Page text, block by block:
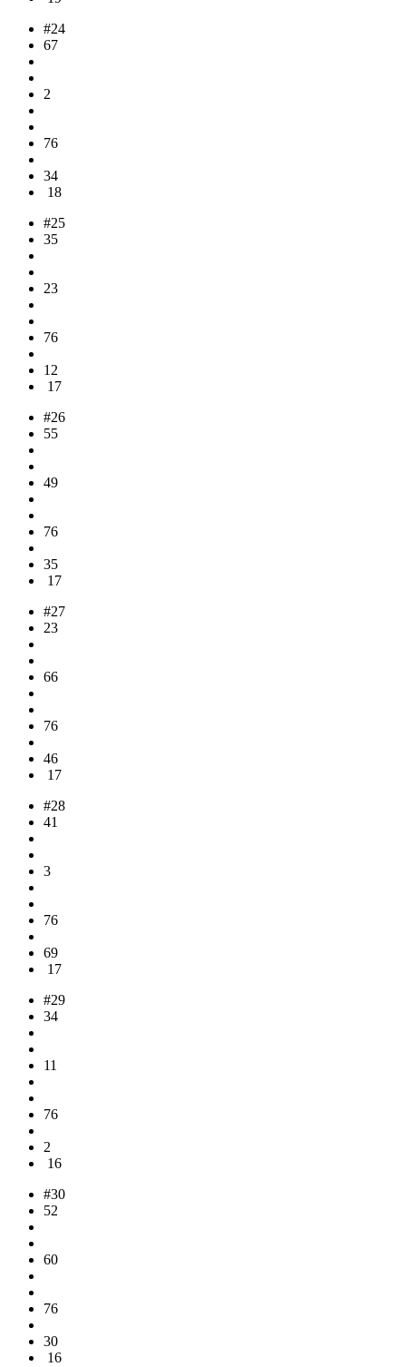
#24
67
2
76
34
18
#25
35
23
76
12
17
#26
55
49
76
35
17
#27
23
66
76
46
17
#28
41
3
76
69
17
#29
34
11
76
2
16
#30
52
60
76
30
16